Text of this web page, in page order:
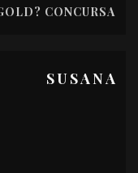
CONCURSA
SUSANA